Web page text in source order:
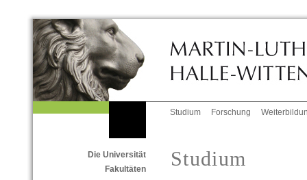
Studium Forschung
Die Universität
Fakultäten
Studium